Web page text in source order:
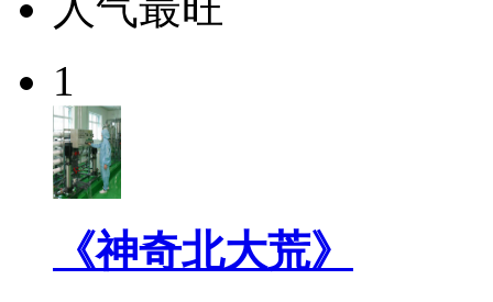
1
《神奇北大荒》